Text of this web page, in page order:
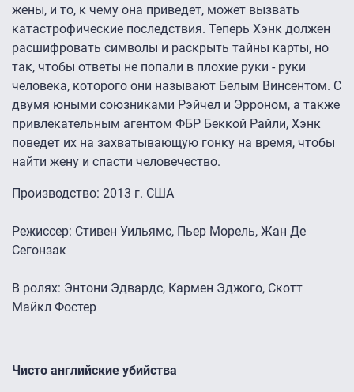
жены, и то, к чему она приведет, может вызвать
катастрофические последствия. Теперь Хэнк должен
расшифровать символы и раскрыть тайны карты, но
так, чтобы ответы не попали в плохие руки - руки
человека, которого они называют Белым Винсентом. С
двумя юными союзниками Рэйчел и Эрроном, а также
привлекательным агентом ФБР Беккой Райли, Хэнк
поведет их на захватывающую гонку на время, чтобы
найти жену и спасти человечество.
Производство: 2013 г. США
Режиссер: Стивен Уильямс, Пьер Морель, Жан Де
Сегонзак
В ролях: Энтони Эдвардс, Кармен Эджого, Скотт
Майкл Фостер
Чисто английские убийства